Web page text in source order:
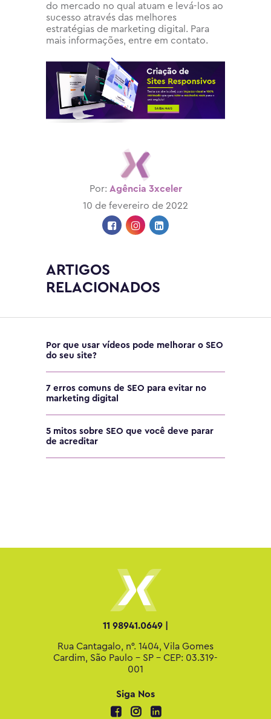
do mercado no qual atuam e levá-los ao
sucesso através das melhores
estratégias de marketing digital. Para
mais informações, entre em contato.
Por: Agência 3xceler
10 de fevereiro de 2022
ARTIGOS
RELACIONADOS
Por que usar vídeos pode melhorar o SEO
do seu site?
7 erros comuns de SEO para evitar no
marketing digital
5 mitos sobre SEO que você deve parar
de acreditar
11 98941.0649 |
Rua Cantagalo, n°. 1404, Vila Gomes
Cardim, São Paulo - SP - CEP: 03.319-
001
Siga Nos